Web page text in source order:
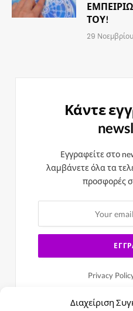
Διαχείριση
ΤΟΥ!
29
Κάντε
Εγγραφείτε στο
λαμβάνετε όλα τα
προσφορές
Privacy